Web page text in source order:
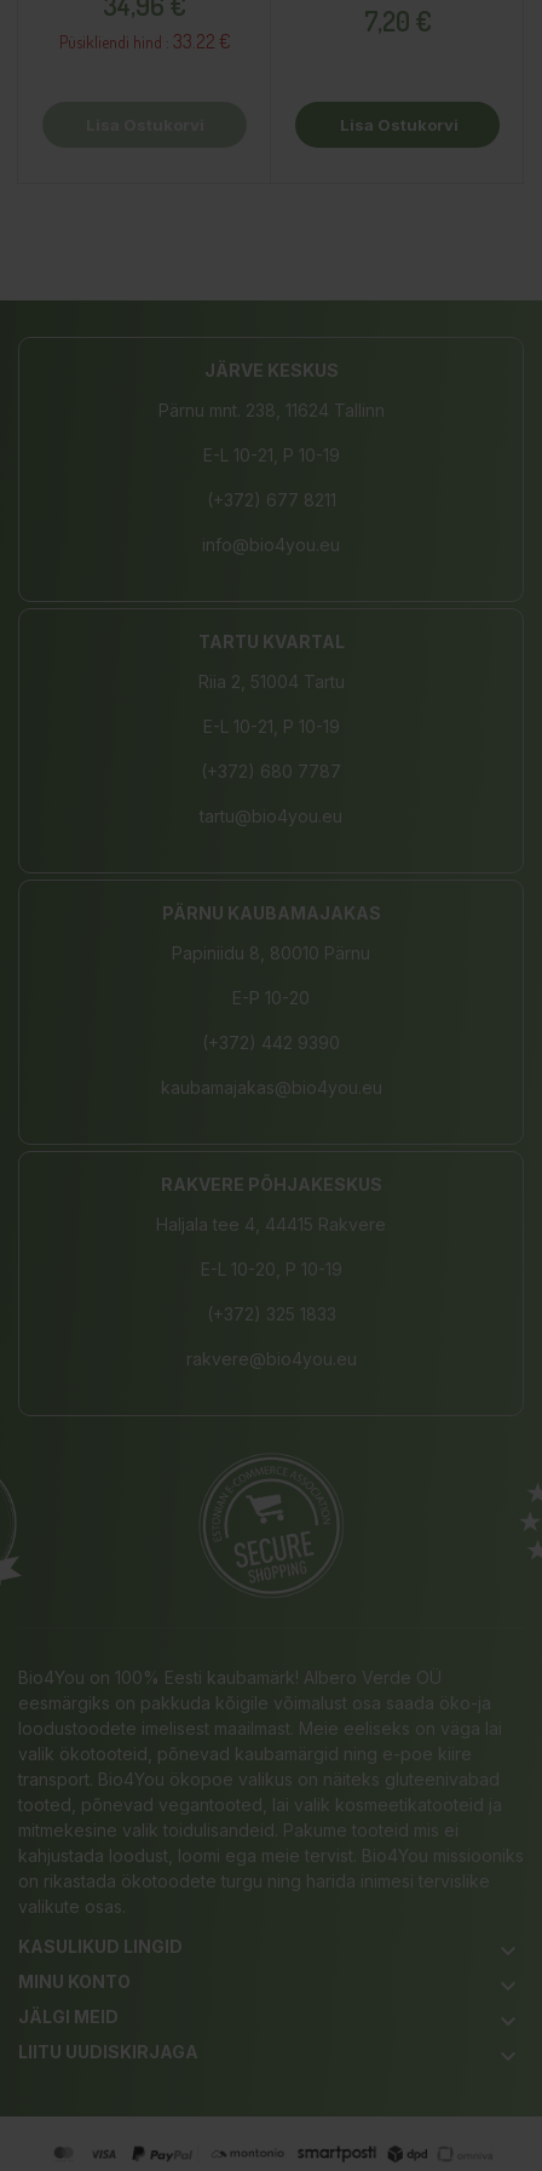
Püsikliendi hind : 33.22 €
7,20 €
Lisa Ostukorvi
JÄRVE KESKUS
Pärnu mnt. 238, 11624 Tallinn
E-L 10-21, P 10-19
(+372) 677 8211
info@bio4you.eu
TARTU KVARTAL
Riia 2, 51004 Tartu
E-L 10-21, P 10-19
(+372) 680 7787
tartu@bio4you.eu
PÄRNU KAUBAMAJAKAS
Papiniidu 8, 80010 Pärnu
E-P 10-20
(+372) 442 9390
kaubamajakas@bio4you.eu
RAKVERE PÕHJAKESKUS
Haljala tee 4, 44415 Rakvere
E-L 10-20, P 10-19
(+372) 325 1833
rakvere@bio4you.eu
Bio4You on 100% Eesti kaubamärk! Albero Verde OÜ
eesmärgiks on pakkuda kõigile võimalust osa saada öko-ja
loodustoodete imelisest maailmast. Meie eeliseks on väga lai
valik ökotooteid, põnevad kaubamärgid ning e-poe kiire
transport. Bio4You ökopoe valikus on näiteks gluteenivabad
tooted, põnevad vegantooted, lai valik kosmeetikatooteid ja
mitmekesine valik toidulisandeid. Pakume tooteid mis ei
kahjustada loodust, loomi ega meie tervist. Bio4You missiooniks
on rikastada ökotoodete turgu ning harida inimesi tervislike
valikute osas.
KASULIKUD LINGID
keyboard_arrow_down
MINU KONTO keyboard_arrow_down
JÄLGI MEID keyboard_arrow_down
LIITU UUDISKIRJAGA keyboard_arrow_down